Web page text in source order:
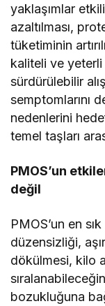
yaklaşımlar
azaltılması,
tüketiminin
kaliteli ve
sürdürülebilir
semptomlarını
nedenlerini
temel taşları
PMOS’un
değil
PMOS’un en
düzensizliği,
dökülmesi, kilo
bozukluğuna